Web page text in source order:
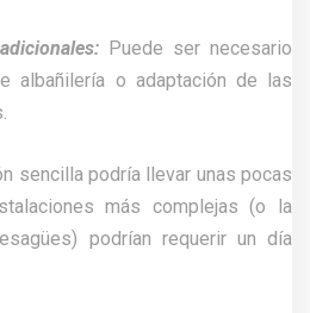
Puede ser necesario
albañilería o adaptación de las
sencilla podría llevar unas pocas
más complejas (o la
podrían requerir un día